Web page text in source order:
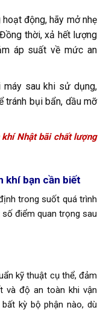
động, hãy mở nhẹ
thời, xả hết lượng
áp suất về mức an
máy sau khi sử dụng,
tránh bụi bẩn, dầu mỡ
khí Nhật bãi chất lượng
khí bạn cần biết
trong suốt quá trình
điểm quan trọng sau
kỹ thuật cụ thể, đảm
và độ an toàn khi vận
kỳ bộ phận nào, dù